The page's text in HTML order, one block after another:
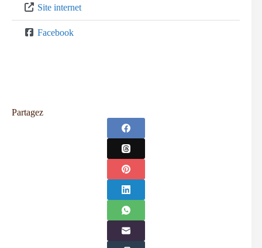
Site internet
Facebook
Partagez